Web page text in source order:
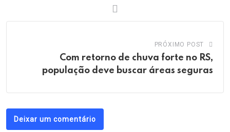
PRÓXIMO POST
Com retorno de chuva forte no RS,
população deve buscar áreas seguras
Deixar um comentário